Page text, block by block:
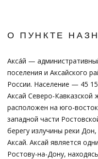
О ПУНКТЕ
Акса́й —
поселения и Аксайского
России. Население — 45
Аксай Северо-Кавказской
расположен на юго-
западной части
берегу излучины реки
Аксай. Аксай является
Ростову-на-Дону,